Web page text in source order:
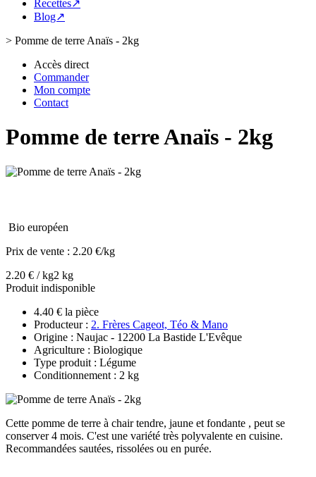
Recettes↗
Blog↗
> Pomme de terre Anaïs - 2kg
Accès direct
Commander
Mon compte
Contact
Pomme de terre Anaïs - 2kg
Bio européen
Prix de vente : 2.20 €/kg
2.20 € / kg2 kg
Produit indisponible
4.40 € la pièce
Producteur : 2. Frères Cageot, Téo & Mano
Origine : Naujac - 12200 La Bastide L'Evêque
Agriculture : Biologique
Type produit : Légume
Conditionnement : 2 kg
Cette pomme de terre à chair tendre, jaune et fondante , peut se
conserver 4 mois. C'est une variété très polyvalente en cuisine.
Recommandées sautées, rissolées ou en purée.